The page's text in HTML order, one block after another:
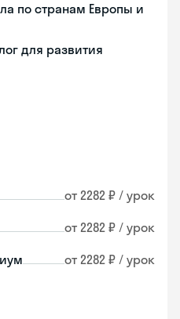
по странам Европы и
для развития
от 2282 ₽ / урок
от 2282 ₽ / урок
от 2282 ₽ / урок